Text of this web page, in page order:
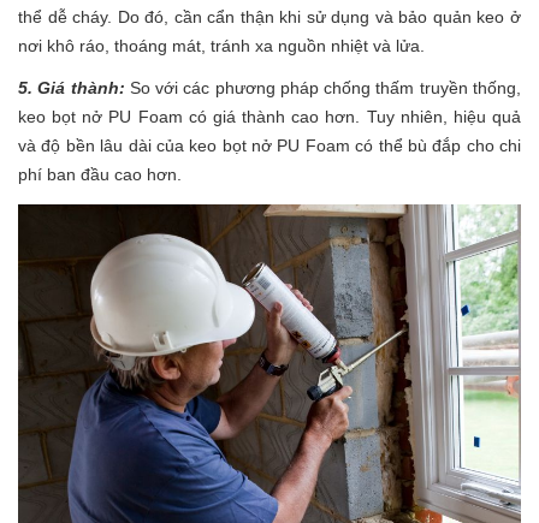
thể dễ cháy. Do đó, cần cẩn thận khi sử dụng và bảo quản keo ở
nơi khô ráo, thoáng mát, tránh xa nguồn nhiệt và lửa.
5. Giá thành: So với các phương pháp chống thấm truyền thống,
keo bọt nở PU Foam có giá thành cao hơn. Tuy nhiên, hiệu quả
và độ bền lâu dài của keo bọt nở PU Foam có thể bù đắp cho chi
phí ban đầu cao hơn.